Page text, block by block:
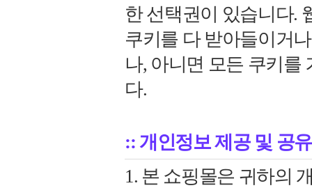
한 선택권이 있습니다.
쿠키를 다 받아들이거
나, 아니면 모든 쿠키를
다.
:: 개인정보 제공 및 공
1. 본 쇼핑몰은 귀하의